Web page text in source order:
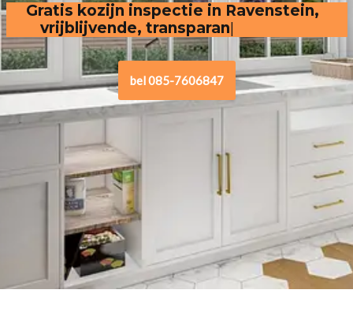
Gratis kozijn inspectie in Ravenstein,
vrijblijvende, transparante offerte
bel 085-7606847